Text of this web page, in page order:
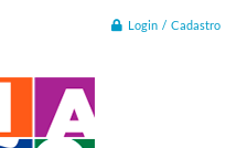
Login / Cadastro